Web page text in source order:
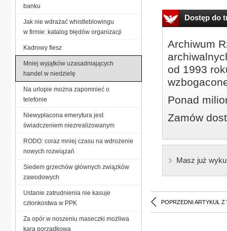
Dostęp do
Archiwum
od 1993
Ponad
Zamów
Masz już
POPRZEDNI ARTYKUŁ Z
banku
Jak nie wdrażać whistleblowingu
w firmie: katalog błędów organizacji
Kadrowy flesz
Mniej wyjątków uzasadniających
handel w niedzielę
Na urlopie można zapomnieć o
telefonie
Niewypłacona emerytura jest
świadczeniem niezrealizowanym
RODO: coraz mniej czasu na wdrożenie
nowych rozwiązań
Siedem grzechów głównych związków
zawodowych
Ustanie zatrudnienia nie kasuje
członkostwa w PPK
Za opór w noszeniu maseczki możliwa
kara porządkowa